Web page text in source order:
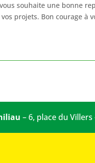
souhaite une bonne
projets. Bon courage à
– 6, place du